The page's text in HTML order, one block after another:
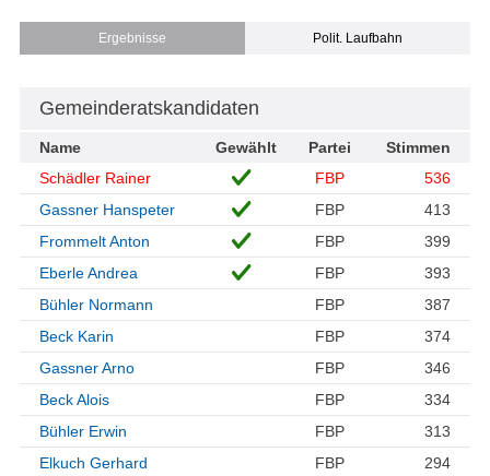
Ergebnisse Polit. Laufbahn
Gemeinderatskandidaten
Name Gewählt Partei
Stimmen
Schädler Rainer
FBP
536
Gassner Hanspeter
FBP
413
Frommelt Anton
FBP
399
Eberle Andrea
FBP
393
Bühler Normann
FBP
387
Beck Karin
FBP
374
Gassner Arno
FBP
346
Beck Alois
FBP
334
Bühler Erwin
FBP
313
Elkuch Gerhard
FBP 294